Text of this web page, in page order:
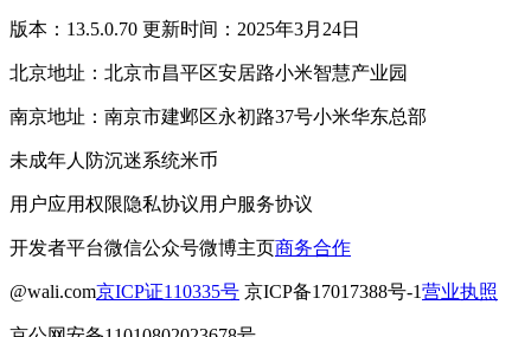
版本：13.5.0.70 更新时间：2025年3月24日
北京地址：北京市昌平区安居路小米智慧产业园
南京地址：南京市建邺区永初路37号小米华东总部
未成年人防沉迷系统米币
用户应用权限隐私协议用户服务协议
开发者平台微信公众号微博主页商务合作
@wali.com京ICP证110335号 京ICP备17017388号-1营业执照